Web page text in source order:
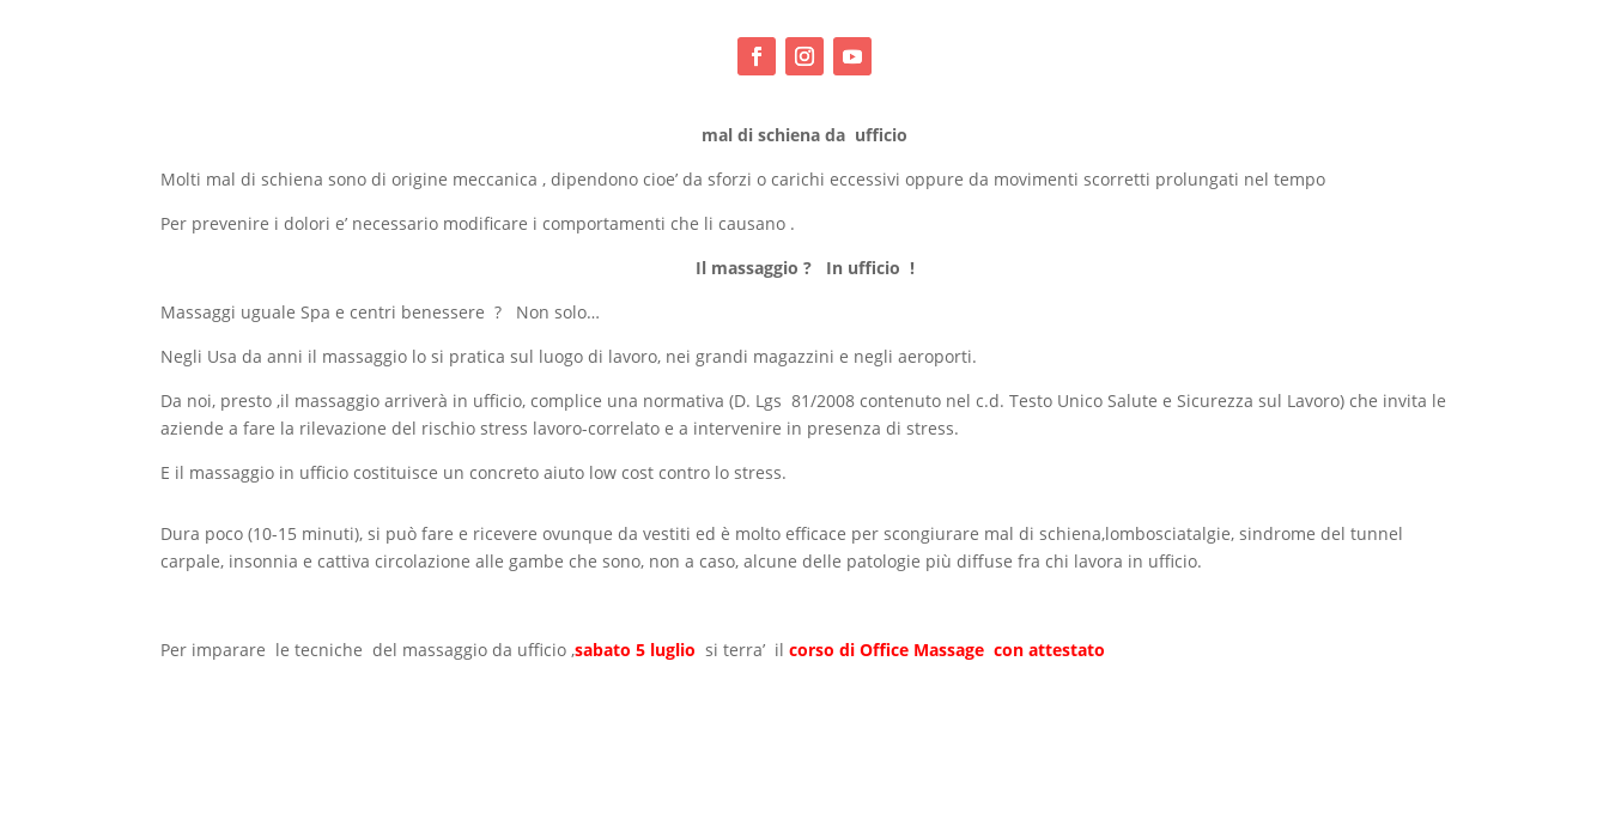
mal di schiena da ufficio
Molti mal di schiena sono di origine meccanica , dipendono cioe’ da sforzi o carichi eccessivi oppure da movimenti scorretti prolungati nel tempo
Per prevenire i dolori e’ necessario modificare i comportamenti che li causano .
Il massaggio ? In ufficio !
Massaggi uguale Spa e centri benessere ? Non solo…
Negli Usa da anni il massaggio lo si pratica sul luogo di lavoro, nei grandi magazzini e negli aeroporti.
Da noi, presto ,il massaggio arriverà in ufficio, complice una normativa (D. Lgs 81/2008 contenuto nel c.d. Testo Unico Salute e Sicurezza sul Lavoro) che invita le
aziende a fare la rilevazione del rischio stress lavoro-correlato e a intervenire in presenza di stress.
E il massaggio in ufficio costituisce un concreto aiuto low cost contro lo stress.
Dura poco (10-15 minuti), si può fare e ricevere ovunque da vestiti ed è molto efficace per scongiurare mal di schiena,lombosciatalgie, sindrome del tunnel
carpale, insonnia e cattiva circolazione alle gambe che sono, non a caso, alcune delle patologie più diffuse fra chi lavora in ufficio.
Per imparare le tecniche del massaggio da ufficio ,sabato 5 luglio si terra’ ilcorso di Office Massage con attestato